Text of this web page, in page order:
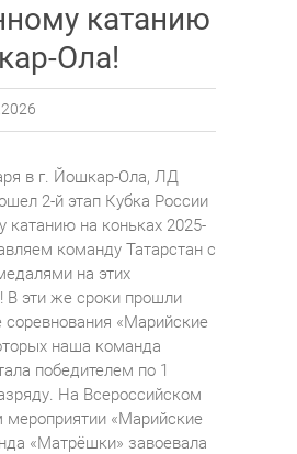
катанию
Ола!
в г. Йошкар-Ола, ЛД
2-й этап Кубка России
катанию на коньках 2025-
команду Татарстан с
на этих
В эти же сроки прошли
соревнования «Марийские
наша команда
победителем по 1
На Всероссийском
мероприятии «Марийские
«Матрёшки» завоевала